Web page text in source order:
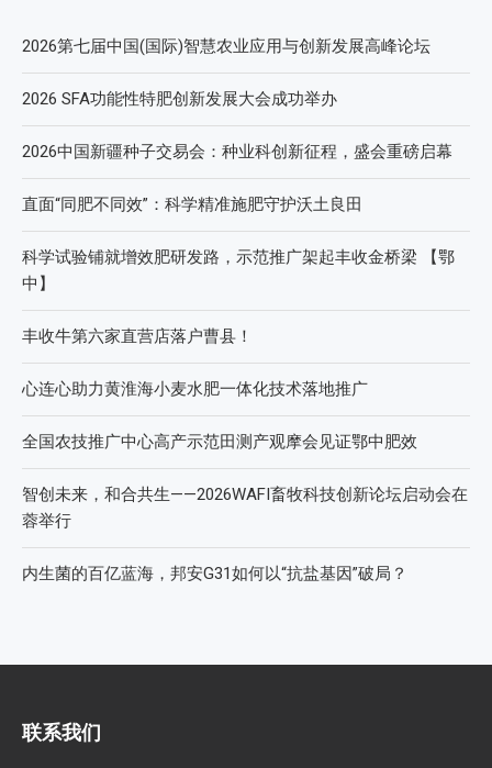
2026第七届中国(国际)智慧农业应用与创新发展高峰论坛
2026 SFA功能性特肥创新发展大会成功举办
2026中国新疆种子交易会：种业科创新征程，盛会重磅启幕
直面“同肥不同效”：科学精准施肥守护沃土良田
科学试验铺就增效肥研发路，示范推广架起丰收金桥梁 【鄂
中】
丰收牛第六家直营店落户曹县！
心连心助力黄淮海小麦水肥一体化技术落地推广
全国农技推广中心高产示范田测产观摩会见证鄂中肥效
智创未来，和合共生——2026WAFI畜牧科技创新论坛启动会在
蓉举行
内生菌的百亿蓝海，邦安G31如何以“抗盐基因”破局？
联系我们